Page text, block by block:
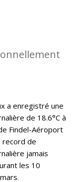
a enregistré une
de 18.6°C à
Findel-Aéroport
record de
jamais
les 10